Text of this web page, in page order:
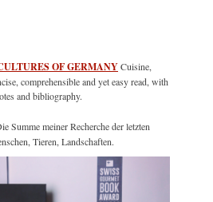
OF GERMANYCuisine,
comprehensible and yet easy read, with
and bibliography.
Summe meiner Recherche der letzten
Tieren, Landschaften.